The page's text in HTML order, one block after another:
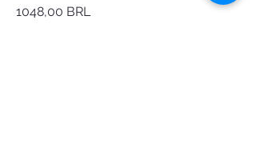
1048,00 BRL